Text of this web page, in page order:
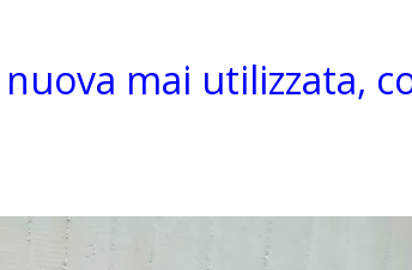
mai utilizzata,